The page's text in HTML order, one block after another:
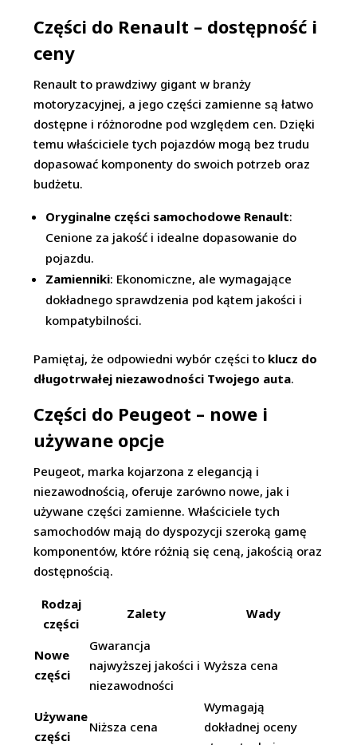
Części do Renault – dostępność i
ceny
Renault to prawdziwy gigant w branży
motoryzacyjnej, a jego części zamienne są łatwo
dostępne i różnorodne pod względem cen. Dzięki
temu właściciele tych pojazdów mogą bez trudu
dopasować komponenty do swoich potrzeb oraz
budżetu.
Oryginalne części samochodowe Renault:
Cenione za jakość i idealne dopasowanie do
pojazdu.
Zamienniki: Ekonomiczne, ale wymagające
dokładnego sprawdzenia pod kątem jakości i
kompatybilności.
Pamiętaj, że odpowiedni wybór części to klucz do
długotrwałej niezawodności Twojego auta.
Części do Peugeot – nowe i
używane opcje
Peugeot, marka kojarzona z elegancją i
niezawodnością, oferuje zarówno nowe, jak i
używane części zamienne. Właściciele tych
samochodów mają do dyspozycji szeroką gamę
komponentów, które różnią się ceną, jakością oraz
dostępnością.
Rodzaj
części
Zalety Wady
Nowe
części
Gwarancja
najwyższej jakości i
niezawodności
Wyższa cena
Używane
części
Niższa cena
Wymagają
dokładnej oceny